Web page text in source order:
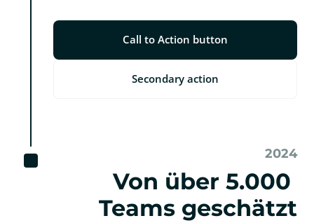
Call to Action button
Secondary action
2024
Von über 5.000
Teams geschätzt